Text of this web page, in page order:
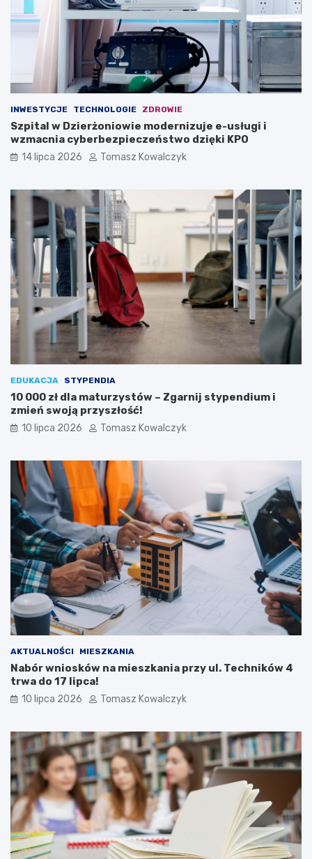
INWESTYCJE TECHNOLOGIE ZDROWIE
Szpital w Dzierżoniowie modernizuje e-usługi i
wzmacnia cyberbezpieczeństwo dzięki KPO
14 lipca 2026 Tomasz Kowalczyk
EDUKACJA STYPENDIA
10 000 zł dla maturzystów – Zgarnij stypendium i
zmień swoją przyszłość!
10 lipca 2026 Tomasz Kowalczyk
AKTUALNOŚCI MIESZKANIA
Nabór wniosków na mieszkania przy ul. Techników 4
trwa do 17 lipca!
10 lipca 2026 Tomasz Kowalczyk